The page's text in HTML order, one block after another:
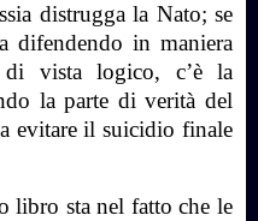
distrugga la Nato; se
difendendo in maniera
di vista logico, c’è la
la parte di verità del
evitare il suicidio finale
libro sta nel fatto che le